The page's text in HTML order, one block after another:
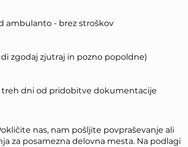
ambulanto - brez stroškov
zgodaj zjutraj in pozno popoldne)
treh dni od pridobitve dokumentacije
nas, nam pošljite povpraševanje ali
za posamezna delovna mesta. Na podlagi